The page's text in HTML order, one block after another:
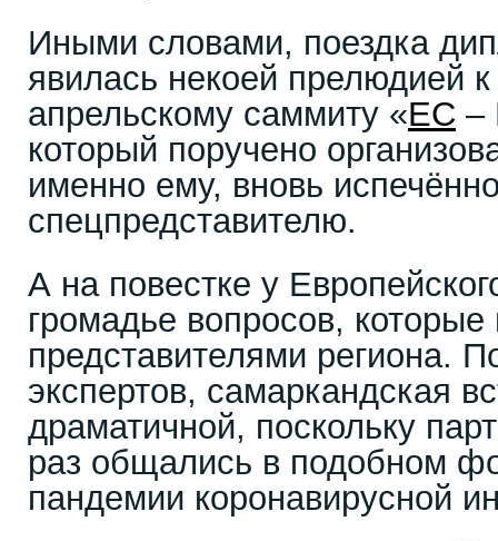
Иными словами, поездка
явилась некоей прелюдией
апрельскому саммиту «ЕС –
который поручено
именно ему, вновь
спецпредставителю.
А на повестке у
громадье вопросов,
представителями региона.
экспертов, самаркандская
драматичной, поскольку
раз общались в подобном
пандемии коронавирусной